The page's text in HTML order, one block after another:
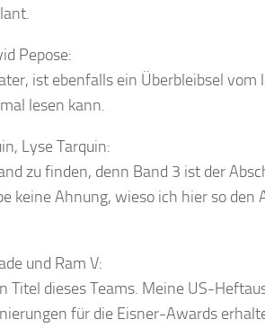
Pepose:
ist ebenfalls ein Überbleibsel vom
lesen kann.
Lyse Tarquin:
zu finden, denn Band 3 ist der
keine Ahnung, wieso ich hier so den
und Ram V:
dieses Teams. Meine US-
für die Eisner-Awards
Wir senden keinen Spam!
Erfahre mehr in unserer
Datenschutzerklärung.